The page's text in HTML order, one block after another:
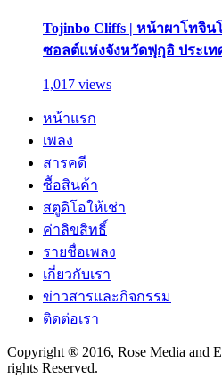
Tojinbo Cliffs | หน้าผาโทจิ
ซอลต์แห่งจังหวัดฟุกุอิ ประเ
1,017 views
หน้าแรก
เพลง
สารคดี
ซื้อสินค้า
สตูดิโอให้เช่า
ค่าลิขสิทธิ์
รายชื่อเพลง
เกี่ยวกับเรา
ข่าวสารและกิจกรรม
ติดต่อเรา
Copyright ® 2016, Rose Media and
rights Reserved.